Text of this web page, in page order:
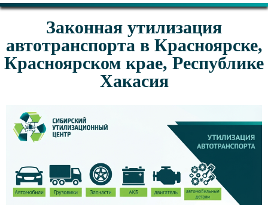
Законная утилизация
автотранспорта в Красноярске,
Красноярском крае, Республике
Хакасия